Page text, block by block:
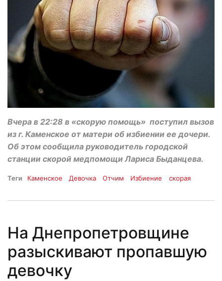
Вчера в 22:28 в «скорую помощь» поступил вызов
из г. Каменское от матери об избиении ее дочери.
Об этом сообщила руководитель городской
станции скорой медпомощи Лариса Быданцева.
Теги Каменское Девочка Отчим Избиение скорая
На Днепропетровщине
разыскивают пропавшую
девочку